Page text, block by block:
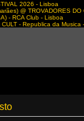
2026 - Lisboa
@ TROVADORES
- RCA Club - Lisboa
- Republica da Musica